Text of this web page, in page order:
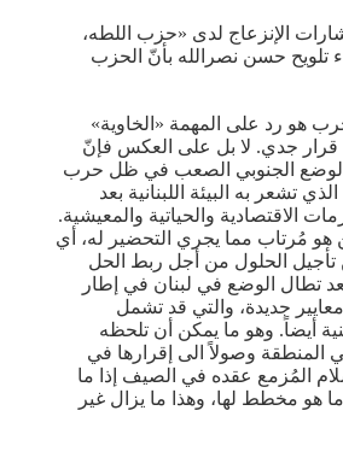
الإنزعاج لدى «حزب اللطه،
تلويح حسن نصرالله بأنّ الحزب
هو رد على المهمة «الخاوية»
قرار جدي. لا بل على العكس فإنّ
الوضع الجنوبي الصعب في ظل حرب
تشعر به البيئة اللبنانية بعد
الاقتصادية والحياتية والمعيشية.
هو مُرتاب مما يجري التحضير له، أي
الحلول من أجل ربط الحل
تطال الوضع في لبنان في إطار
جديدة، والتي قد تشمل
أيضاً. وهو ما يمكن أن تلحظه
المنطقة وصولاً الى إقرارها في
المُزمع عقده في الصيف إذا ما
هو مخطط لها، وهذا ما يزال غير